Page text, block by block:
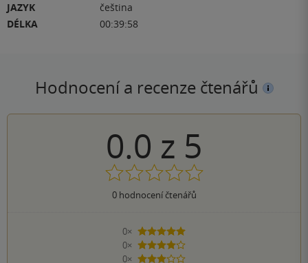
JAZYK
čeština
DÉLKA
00:39:58
Hodnocení a recenze čtenářů
0.0 z 5
0hodnocení čtenářů
0×
5 hvězdiček
0×
4 hvězdičky
0×
3 hvězdičky